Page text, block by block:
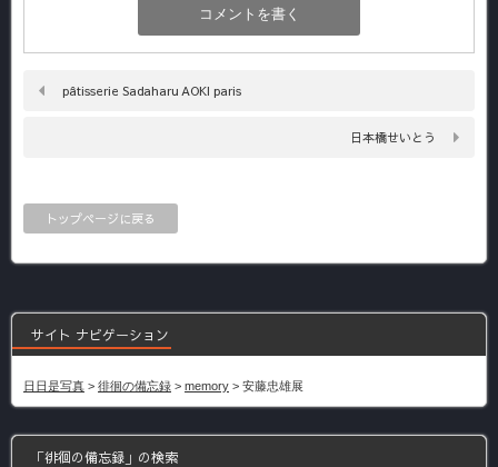
pâtisserie Sadaharu AOKI paris
日本橋せいとう
トップページに戻る
サイト ナビゲーション
日日是写真 > 徘徊の備忘録 > memory > 安藤忠雄展
「徘徊の備忘録」の検索